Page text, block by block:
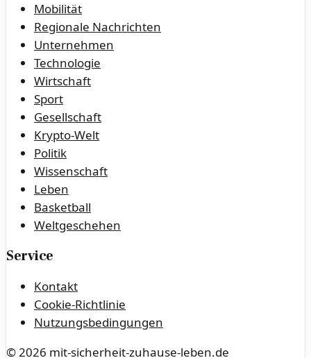
Mobilität
Regionale Nachrichten
Unternehmen
Technologie
Wirtschaft
Sport
Gesellschaft
Krypto-Welt
Politik
Wissenschaft
Leben
Basketball
Weltgeschehen
Service
Kontakt
Cookie-Richtlinie
Nutzungsbedingungen
©2026 mit-sicherheit-zuhause-leben.de